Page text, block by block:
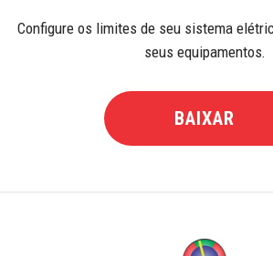
Configure os limites de seu sistema
seus equipamentos.
BAIXAR